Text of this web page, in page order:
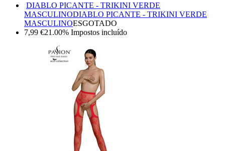
DIABLO PICANTE - TRIKINI VERDE
MASCULINODIABLO PICANTE - TRIKINI VERDE
MASCULINOESGOTADO
7,99 €21.00% Impostos incluído